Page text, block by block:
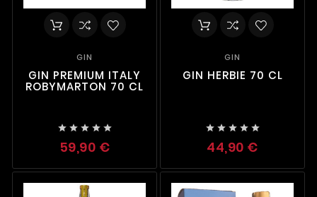
GIN
GIN PREMIUM ITALY
ROBYMARTON 70 CL
    
59,90 €
GIN
GIN HERBIE 70 CL
    
44,90 €